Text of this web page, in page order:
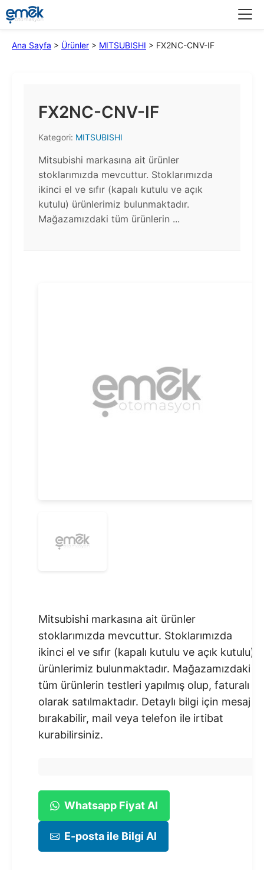
Ana Sayfa > Ürünler > MITSUBISHI > FX2NC-CNV-IF
FX2NC-CNV-IF
Kategori: MITSUBISHI
Mitsubishi markasına ait ürünler
stoklarımızda mevcuttur. Stoklarımızda
ikinci el ve sıfır (kapalı kutulu ve açık
kutulu) ürünlerimiz bulunmaktadır.​
Mağazamızdaki tüm ürünlerin ...
Mitsubishi markasına ait ürünler
stoklarımızda mevcuttur. Stoklarımızda
ikinci el ve sıfır (kapalı kutulu ve açık kutulu)
ürünlerimiz bulunmaktadır.​ Mağazamızdaki
tüm ürünlerin testleri yapılmış olup, faturalı
olarak satılmaktadır. Detaylı bilgi için mesaj
bırakabilir, mail veya telefon ile irtibat
kurabilirsiniz.
Whatsapp Fiyat Al
E-posta ile Bilgi Al